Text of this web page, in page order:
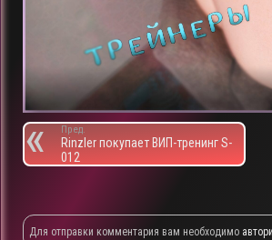
Пред.
Rinzler покупает ВИП-тренинг S-
012
Для отправки комментария вам необходимо